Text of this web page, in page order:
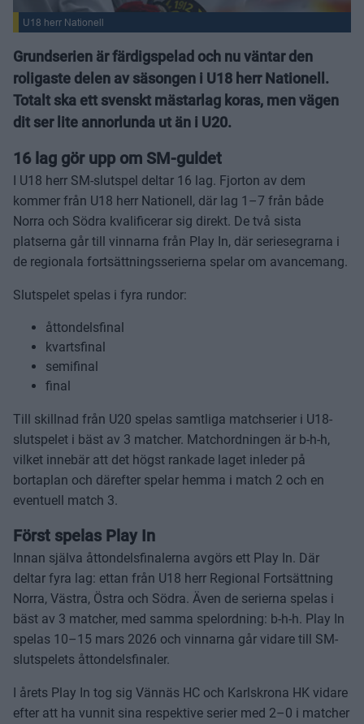
U18 herr Nationell
Grundserien är färdigspelad och nu väntar den
roligaste delen av säsongen i U18 herr Nationell.
Totalt ska ett svenskt mästarlag koras, men vägen
dit ser lite annorlunda ut än i U20.
16 lag gör upp om SM-guldet
I U18 herr SM-slutspel deltar 16 lag. Fjorton av dem
kommer från U18 herr Nationell, där lag 1–7 från både
Norra och Södra kvalificerar sig direkt. De två sista
platserna går till vinnarna från Play In, där seriesegrarna i
de regionala fortsättningsserierna spelar om avancemang.
Slutspelet spelas i fyra rundor:
åttondelsfinal
kvartsfinal
semifinal
final
Till skillnad från U20 spelas samtliga matchserier i U18-
slutspelet i bäst av 3 matcher. Matchordningen är b-h-h,
vilket innebär att det högst rankade laget inleder på
bortaplan och därefter spelar hemma i match 2 och en
eventuell match 3.
Först spelas Play In
Innan själva åttondelsfinalerna avgörs ett Play In. Där
deltar fyra lag: ettan från U18 herr Regional Fortsättning
Norra, Västra, Östra och Södra. Även de serierna spelas i
bäst av 3 matcher, med samma spelordning: b-h-h. Play In
spelas 10–15 mars 2026 och vinnarna går vidare till SM-
slutspelets åttondelsfinaler.
I årets Play In tog sig Vännäs HC och Karlskrona HK vidare
efter att ha vunnit sina respektive serier med 2–0 i matcher